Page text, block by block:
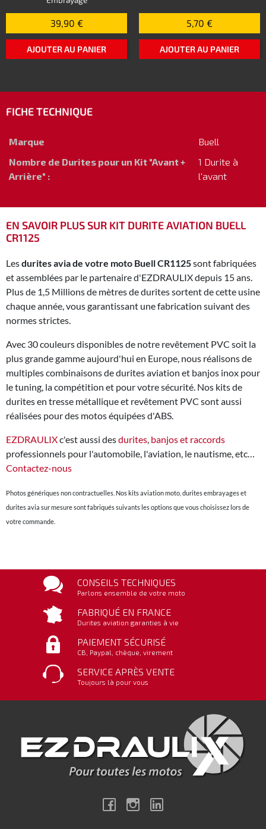
39,90 €
AJOUTER AU PANIER
5,70 €
AJOUTER AU PANIER
FICHE TECHNIQUE
Marque
Buell
Nombre de Durites pour un Kit "Avant +
Arrière" :
1 Durite à
l'avant
EN SAVOIR PLUS SUR KIT DURITE AVIATION BUELL
CR1125
Lesdurites avia de votre moto Buell CR1125sont fabriquées
et assemblées par le partenaire d'EZDRAULIX depuis 15 ans.
Plus de 1,5 Millions de mètres de durites sortent de cette usine
chaque année, vous garantissant une fabrication suivant des
normes strictes.
Avec 30 couleurs disponibles de notre revêtement PVC soit la
plus grande gamme aujourd'hui en Europe, nous réalisons de
multiples combinaisons de durites aviation et banjos inox pour
le tuning, la compétition et pour votre sécurité. Nos kits de
durites en tresse métallique et revêtement PVC sont aussi
réalisées pour des motos équipées d'ABS.
EZDRAULIXc'est aussi desdurites banjos et raccords
professionnels pour l'automobile, l'aviation, le nautisme, etc…
Contactez-nous
Photos génériques non contractuelles. Nos kits aviation moto, durites embrayages et
durites avia sur mesure sont fabriqués suivants les options que vous choisissez lors de
votre commande.
CONSEILS TECHNIQUES
Parlons ensemble de votre moto
FABRIQUÉ EN FRANCE
Durites aviation garanties à vie
PAIEMENT SÉCURISÉ
CB, Paypal, chèque, virement
SERVICE APRÈS VENTE
Toujours là pour vous
FacebookInstagram